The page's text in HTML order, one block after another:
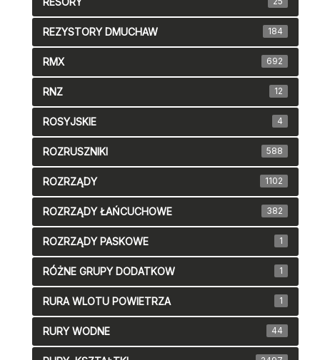
REZYSTORY DMUCHAW 184
RMX 692
RNZ 12
ROSYJSKIE 4
ROZRUSZNIKI 588
ROZRZĄDY 1102
ROZRZĄDY ŁAŃCUCHOWE 382
ROZRZĄDY PASKOWE 1
RÓŻNE GRUPY DODATKOW 1
RURA WLOTU POWIETRZA 1
RURY WODNE 44